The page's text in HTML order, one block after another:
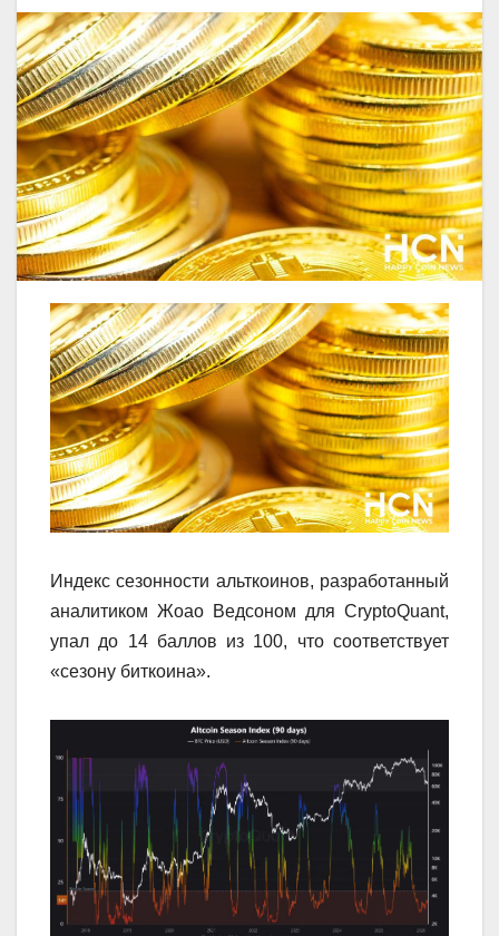
Индекс сезонности альткоинов, разработанный
аналитиком Жоао Ведсоном для CryptoQuant,
упал до 14 баллов из 100, что соответствует
«сезону биткоина».